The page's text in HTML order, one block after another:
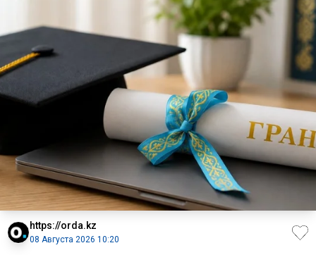
https://orda.kz
08 Августа 2026 10:20